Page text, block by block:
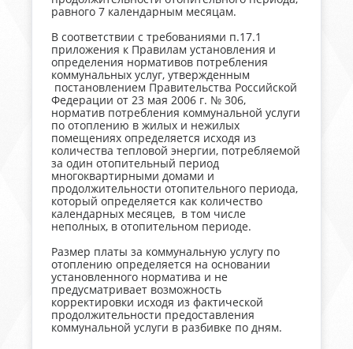
равного 7 календарным месяцам.
В соответствии с требованиями п.17.1
приложения к Правилам установления и
определения нормативов потребления
коммунальных услуг, утвержденным
постановлением Правительства Российской
Федерации от 23 мая 2006 г. № 306,
норматив потребления коммунальной услуги
по отоплению в жилых и нежилых
помещениях определяется исходя из
количества тепловой энергии, потребляемой
за один отопительный период
многоквартирными домами и
продолжительности отопительного периода,
который определяется как количество
календарных месяцев, в том числе
неполных, в отопительном периоде.
Размер платы за коммунальную услугу по
отоплению определяется на основании
установленного норматива и не
предусматривает возможность
корректировки исходя из фактической
продолжительности предоставления
коммунальной услуги в разбивке по дням.